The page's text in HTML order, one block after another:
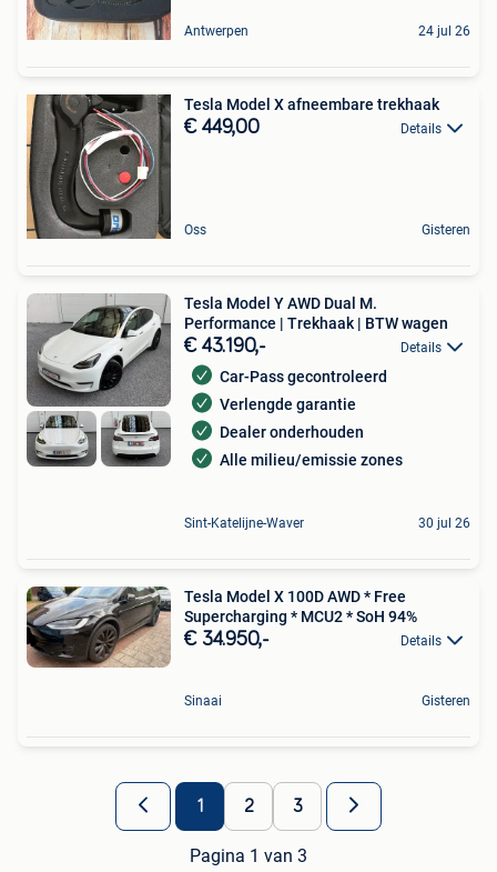
Antwerpen 24 jul 26
Tesla Model X afneembare trekhaak
€ 449,00 Details
Oss Gisteren
Tesla Model Y AWD Dual M.
Performance | Trekhaak | BTW wagen
€ 43.190,- Details
Car-Pass gecontroleerd
Verlengde garantie
Dealer onderhouden
Alle milieu/emissie zones
Sint-Katelijne-Waver 30 jul 26
Tesla Model X 100D AWD * Free
Supercharging * MCU2 * SoH 94%
€ 34.950,- Details
Sinaai Gisteren
1 2 3
Pagina 1 van 3